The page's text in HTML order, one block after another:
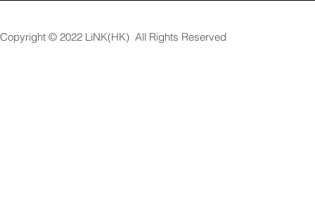
Copyright © 2022 LiNK(HK) All Rights Reserved